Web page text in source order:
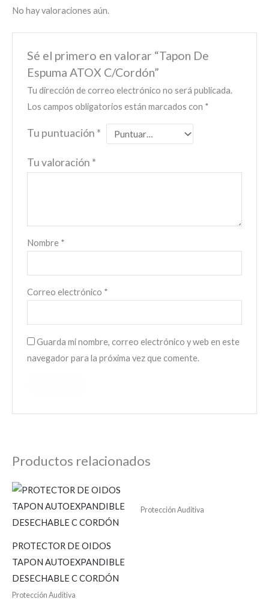
No hay valoraciones aún.
Sé el primero en valorar “Tapon De
Espuma ATOX C/Cordón”
Tu dirección de correo electrónico no será publicada.
Los campos obligatorios están marcados con *
Tu puntuación *
Tu valoración *
Nombre *
Correo electrónico *
Guarda mi nombre, correo electrónico y web en este
navegador para la próxima vez que comente.
Productos relacionados
PROTECTOR DE OIDOS
TAPON AUTOEXPANDIBLE
DESECHABLE C CORDÓN
Protección Auditiva
Protección Auditiva